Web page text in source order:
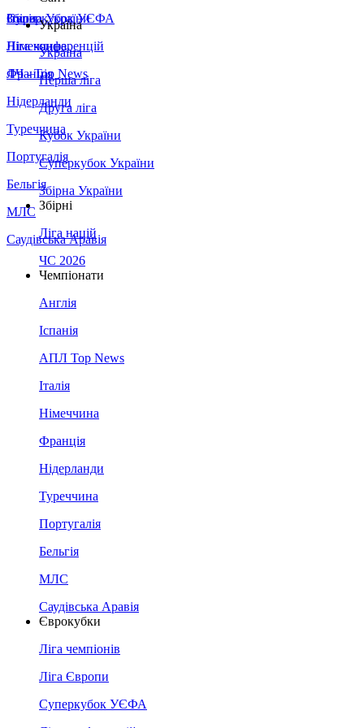
Збірна України
Італія
Німеччина
Франція
Нідерланди
Туреччина
Португалія
Бельгія
МЛС
Саудівська Аравія
Суперкубок УЄФА
Ліга конференцій
ЛЧ - Top News
Україна
Україна
Перша ліга
Друга ліга
Кубок України
Суперкубок України
Збірна України
Збірні
Ліга націй
ЧС 2026
Чемпіонати
Англія
Іспанія
АПЛ Top News
Італія
Німеччина
Франція
Нідерланди
Туреччина
Португалія
Бельгія
МЛС
Саудівська Аравія
Єврокубки
Ліга чемпіонів
Ліга Європи
Суперкубок УЄФА